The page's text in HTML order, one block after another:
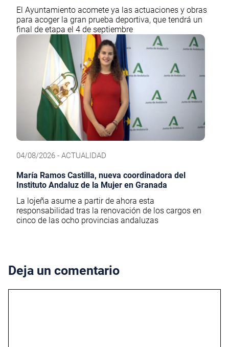
El Ayuntamiento acomete ya las actuaciones y obras
para acoger la gran prueba deportiva, que tendrá un
final de etapa el 4 de septiembre
04/08/2026 - ACTUALIDAD
María Ramos Castilla, nueva coordinadora del
Instituto Andaluz de la Mujer en Granada
La lojeña asume a partir de ahora esta
responsabilidad tras la renovación de los cargos en
cinco de las ocho provincias andaluzas
Deja un comentario